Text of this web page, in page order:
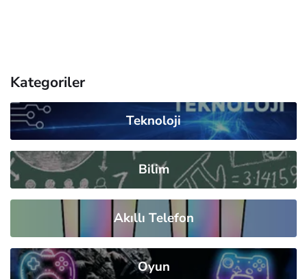
Kategoriler
Teknoloji
Bilim
Akıllı Telefon
Oyun